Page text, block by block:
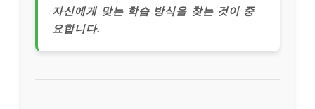
자신에게 맞는 학습 방식을 찾는 것이 중
요합니다.